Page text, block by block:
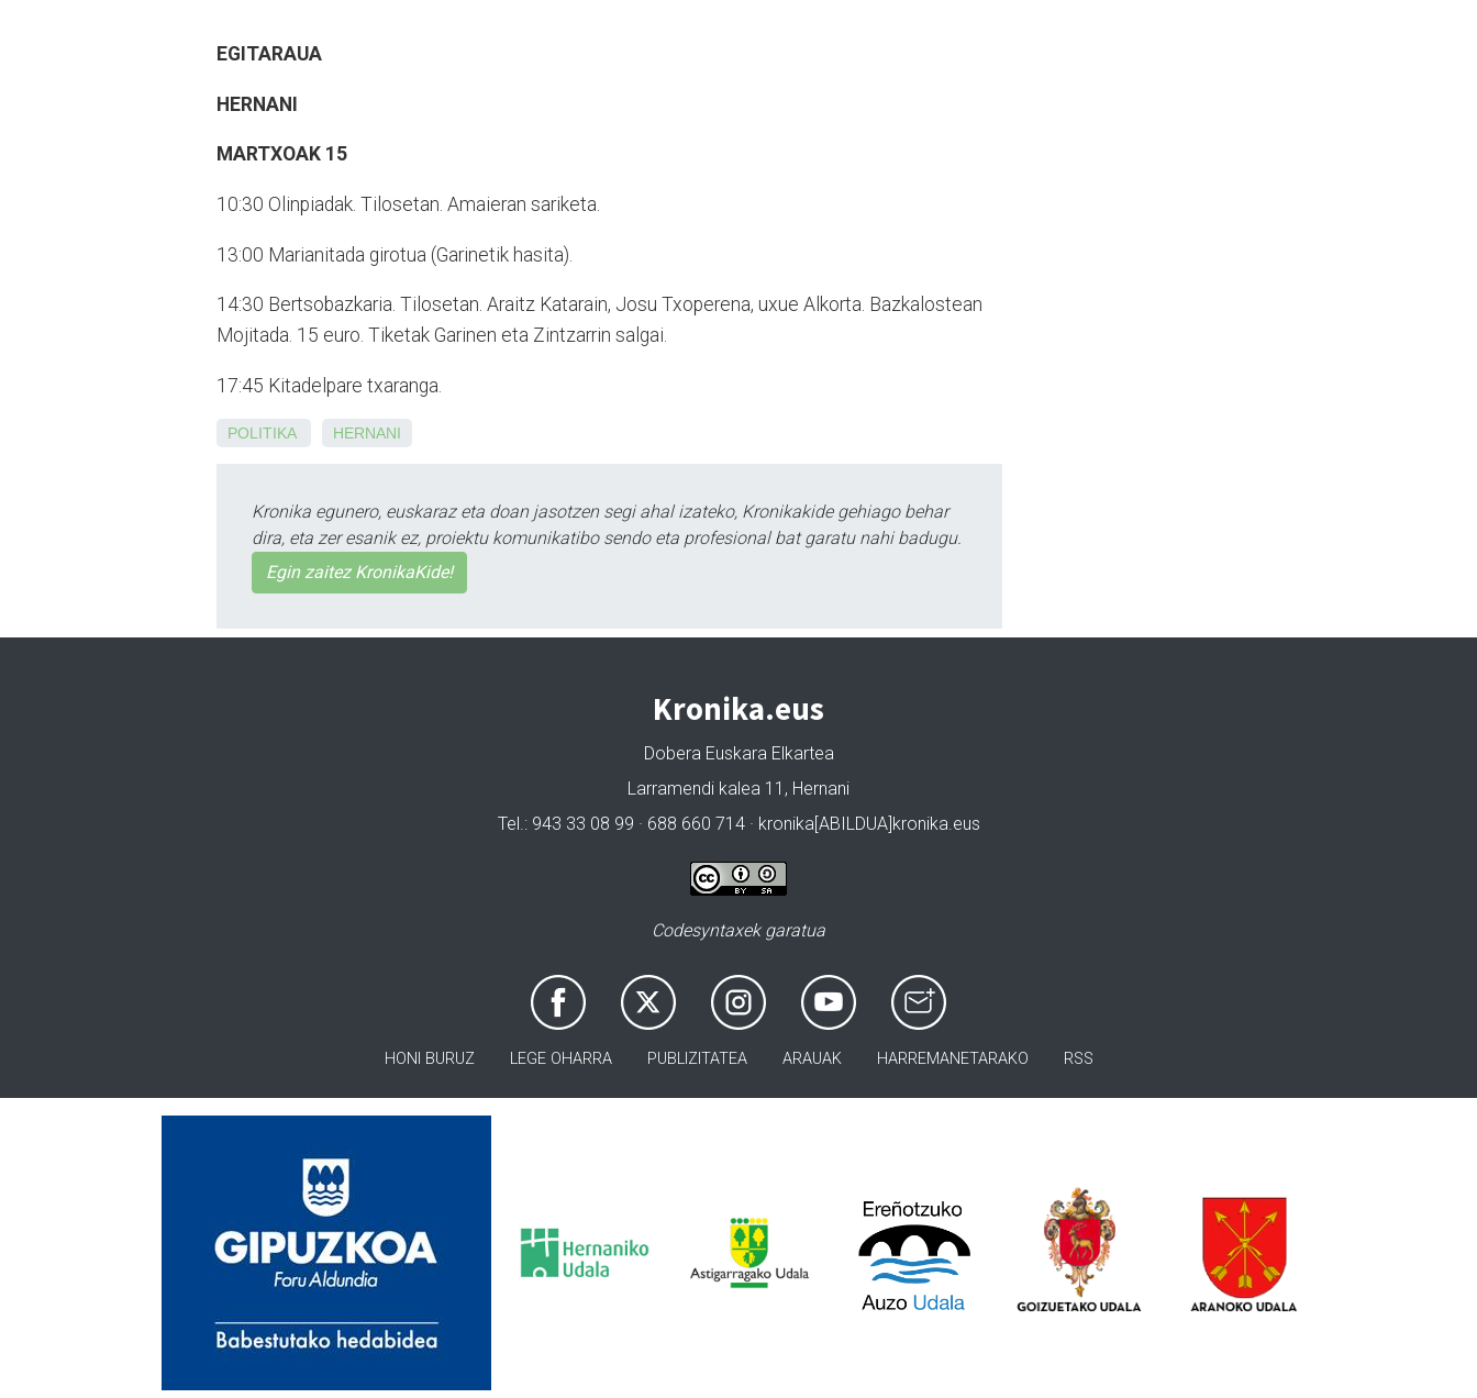
EGITARAUA
HERNANI
MARTXOAK 15
10:30 Olinpiadak. Tilosetan. Amaieran sariketa.
13:00 Marianitada girotua (Garinetik hasita).
14:30 Bertsobazkaria. Tilosetan. Araitz Katarain, Josu Txoperena, uxue Alkorta. Bazkalostean
Mojitada. 15 euro. Tiketak Garinen eta Zintzarrin salgai.
17:45 Kitadelpare txaranga.
POLITIKA HERNANI
Kronika egunero, euskaraz eta doan jasotzen segi ahal izateko, Kronikakide gehiago behar
dira, eta zer esanik ez, proiektu komunikatibo sendo eta profesional bat garatu nahi badugu.
Egin zaitez KronikaKide!
Kronika.eus
Dobera Euskara Elkartea
Larramendi kalea 11, Hernani
Tel.: 943 33 08 99 · 688 660 714 · kronika[ABILDUA]kronika.eus
Codesyntaxek garatua
HONI BURUZ LEGE OHARRA PUBLIZITATEA ARAUAK HARREMANETARAKO RSS